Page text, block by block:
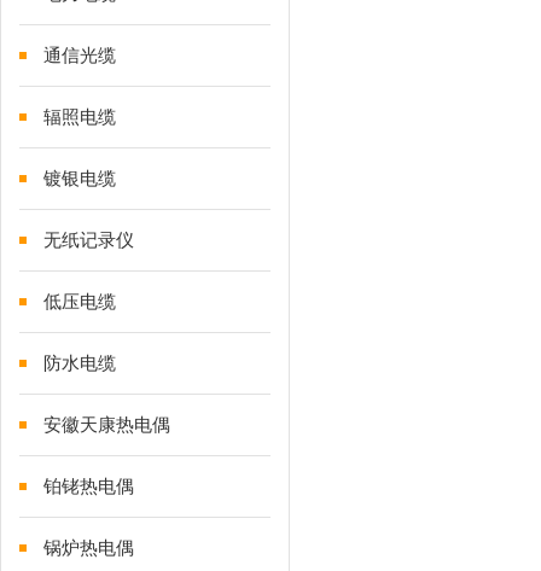
通信光缆
辐照电缆
镀银电缆
无纸记录仪
低压电缆
防水电缆
安徽天康热电偶
铂铑热电偶
锅炉热电偶